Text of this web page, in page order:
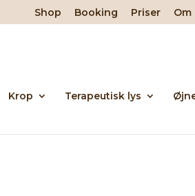
Shop Booking Priser Om
Krop Terapeutisk lys